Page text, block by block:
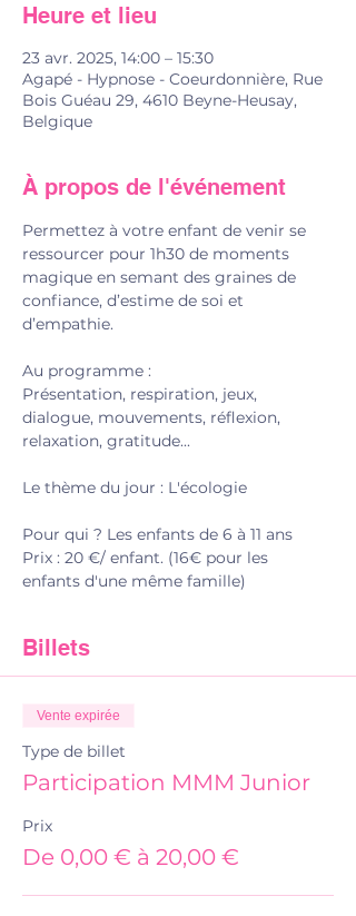
Heure et lieu
23 avr. 2025, 14:00 – 15:30
Agapé - Hypnose - Coeurdonnière, Rue
Bois Guéau 29, 4610 Beyne-Heusay,
Belgique
À propos de l'événement
Permettez à votre enfant de venir se
ressourcer pour 1h30 de moments
magique en semant des graines de
confiance, d’estime de soi et
d’empathie.
Au programme :
Présentation, respiration, jeux,
dialogue, mouvements, réflexion,
relaxation, gratitude...
Le thème du jour : L'écologie
Pour qui ? Les enfants de 6 à 11 ans
Prix : 20 €/ enfant. (16€ pour les
enfants d'une même famille)
Billets
Vente expirée
Type de billet
Participation MMM Junior
Prix
De 0,00 € à 20,00 €